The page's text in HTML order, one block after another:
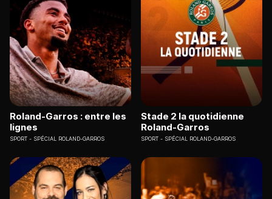
Roland-Garros : entre les
lignes
SPORT SPÉCIAL ROLAND-GARROS
Stade 2 la quotidienne
Roland-Garros
SPORT SPÉCIAL ROLAND-GARROS